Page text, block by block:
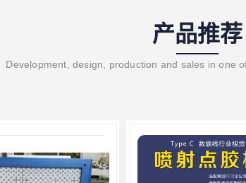
产品推荐
Development, design, production and sales in one